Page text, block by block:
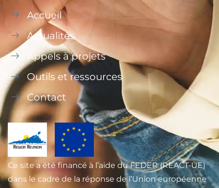
Accueil
Actualités
Appels à projets
Outils et ressources
Contact
Ce site a été financé à l’aide du FEDER (REACT-UE)
dans le cadre de la réponse de l’Union européenne